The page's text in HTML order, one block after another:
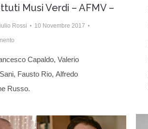
Musi Verdi – AFMV –
Rossi 10 Novembre 2017
Capaldo, Valerio
Fausto Rio, Alfredo
Russo.